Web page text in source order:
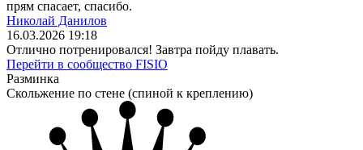
прям спасает, спасибо.
Николай Данилов
16.03.2026 19:18
Отлично потренировался! Завтра пойду плавать.
Перейти в сообщество FISIO
Разминка
Скольжение по стене (спиной к креплению)